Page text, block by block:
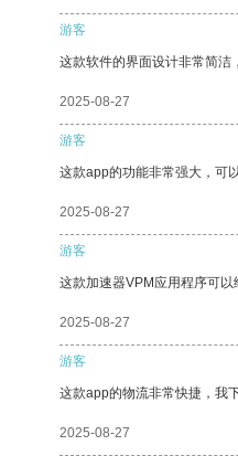
游客
这款软件的界面设计非常简洁
2025-08-27
游客
这款app的功能非常强大，可
2025-08-27
游客
这款加速器VPM应用程序可以
2025-08-27
游客
这款app的物流非常快捷，我
2025-08-27